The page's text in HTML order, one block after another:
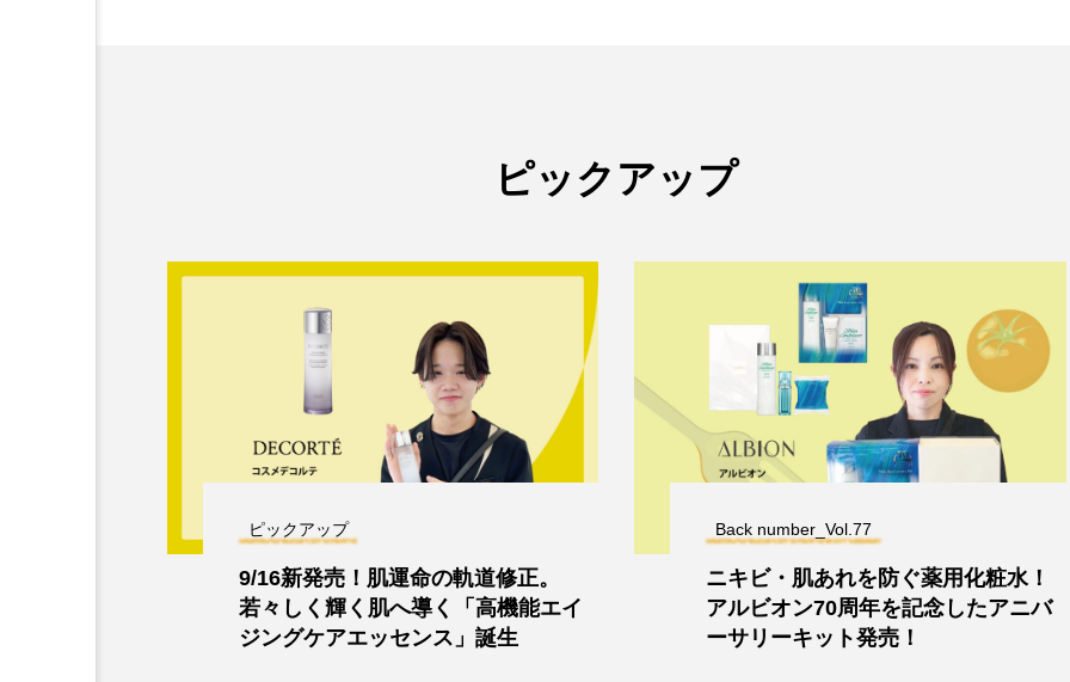
ピックアップ
ピックアップ
9/16新発売！肌運命の軌道修正。
若々しく輝く肌へ導く「高機能エイ
ジングケアエッセンス」誕生
Back number_Vol.77
ニキビ・肌あれを防ぐ薬用化粧水！
アルビオン70周年を記念したアニバ
ーサリーキット発売！